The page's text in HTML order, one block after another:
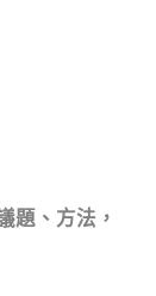
題、方法，